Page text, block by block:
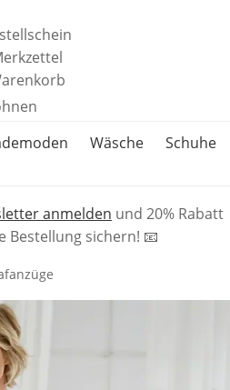
Wäsche Schuhe
anmelden und 20% Rabatt
Bestellung sichern! 📧